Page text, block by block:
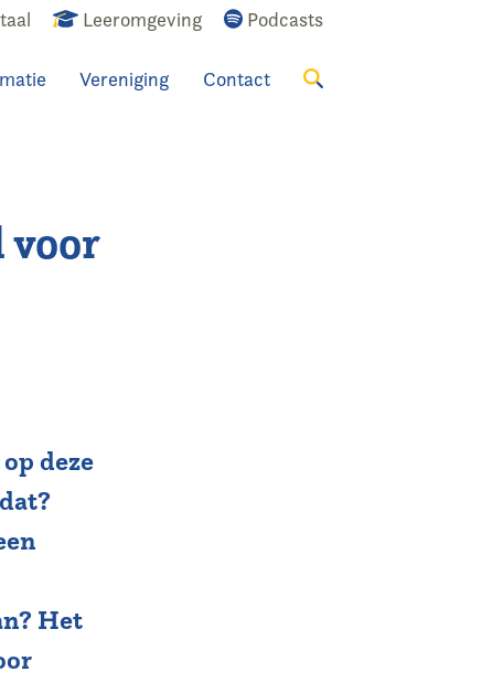
Leeromgeving Podcasts
Vereniging Contact
voor
deze
Het